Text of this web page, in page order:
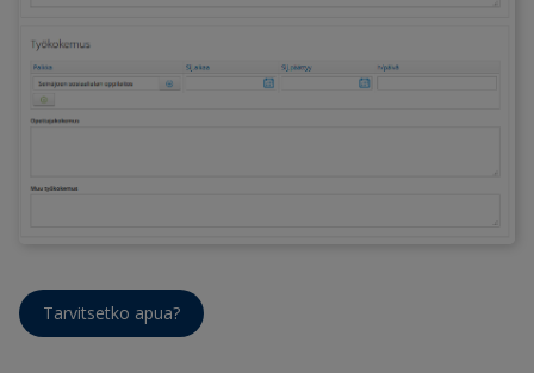
Tarvitsetko apua?